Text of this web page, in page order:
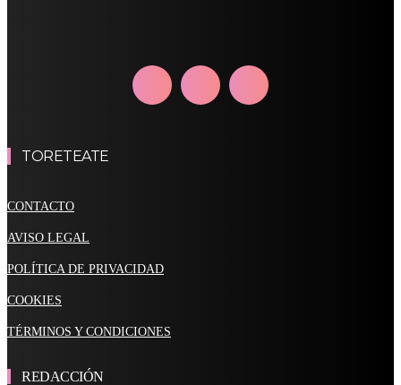
TORETEATE
CONTACTO
AVISO LEGAL
POLÍTICA DE PRIVACIDAD
COOKIES
TÉRMINOS Y CONDICIONES
REDACCIÓN